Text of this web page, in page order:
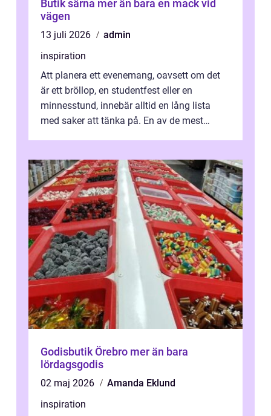
Butik särna mer än bara en mack vid
vägen
13 juli 2026
admin
inspiration
Att planera ett evenemang, oavsett om det
är ett bröllop, en studentfest eller en
minnesstund, innebär alltid en lång lista
med saker att tänka på. En av de mest
Godisbutik Örebro mer än bara
lördagsgodis
02 maj 2026
Amanda Eklund
inspiration